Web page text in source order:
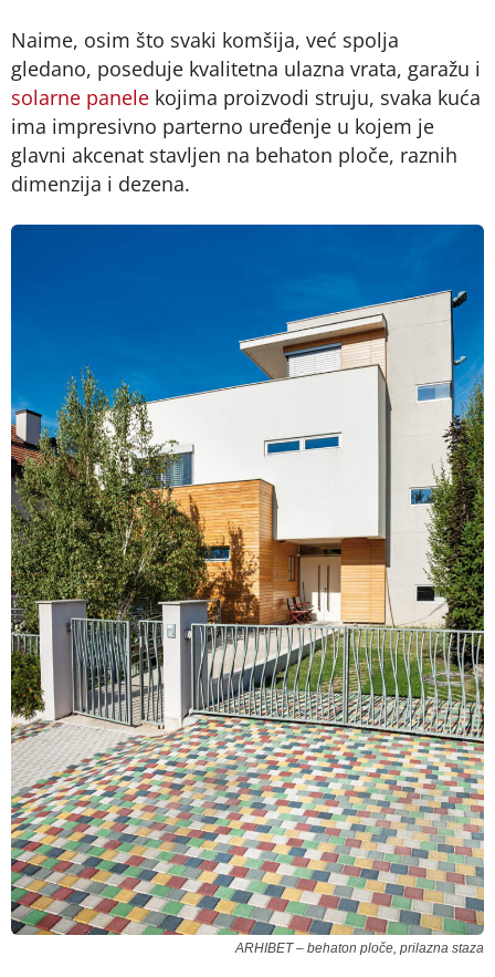
Naime, osim što svaki komšija, već spolja
gledano, poseduje kvalitetna ulazna vrata, garažu i
solarne panele kojima proizvodi struju, svaka kuća
ima impresivno parterno uređenje u kojem je
glavni akcenat stavljen na behaton ploče, raznih
dimenzija i dezena.
ARHIBET – behaton ploče, prilazna staza